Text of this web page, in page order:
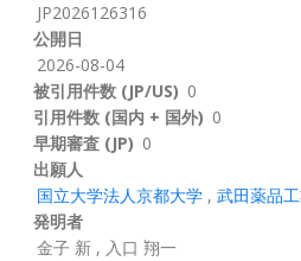
JP2026126316
公開日
2026-08-04
被引用件数 (JP/US) 0
引用件数 (国内 + 国外) 0
早期審査 (JP) 0
出願人
国立大学法人京都大学 , 武田薬品
発明者
金子 新 , 入口 翔一